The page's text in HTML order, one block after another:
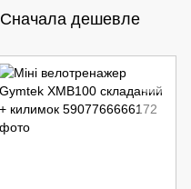
Сначала дешевле